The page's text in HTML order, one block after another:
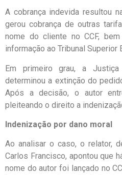
A cobrança indevida resultou
gerou cobrança de outras
nome do cliente no CCF,
informação ao Tribunal Superior
Em primeiro grau, a
determinou a extinção do
Após a decisão, o autor
pleiteando o direito a
Indenização por dano moral
Ao analisar o caso, o relator,
Carlos Francisco, apontou que
nome do autor foi lançado no